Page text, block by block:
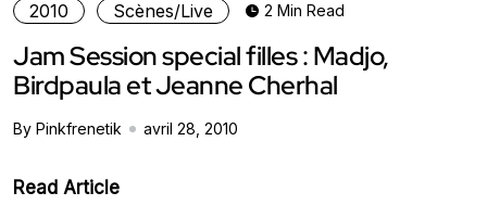
2010 Scènes/Live 2 Min Read
Jam Session special filles : Madjo,
Birdpaula et Jeanne Cherhal
By Pinkfrenetik avril 28, 2010
Read Article